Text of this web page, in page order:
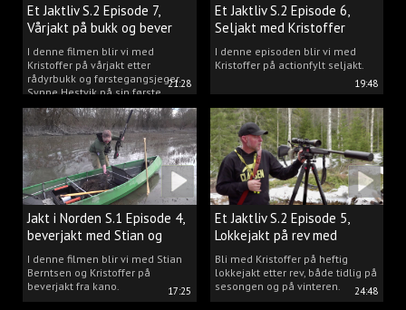
21:28
Et Jaktliv S.2 Episode 7,
Vårjakt på bukk og bever
I denne filmen blir vi med
Kristoffer på vårjakt etter
rådyrbukk og førstegangsjeger
Synne Hestvik på sin første
beverjakt.
19:48
Et Jaktliv S.2 Episode 6,
Seljakt med Kristoffer
Clausen
I denne episoden blir vi med
Kristoffer på actionfylt seljakt.
17:25
Jakt i Norden S.1 Episode 4,
beverjakt med Stian og
Kristoffer
I denne filmen blir vi med Stian
Berntsen og Kristoffer på
beverjakt fra kano.
24:48
Et Jaktliv S.2 Episode 5,
Lokkejakt på rev med
Kristoffer Clausen
Bli med Kristoffer på heftig
lokkejakt etter rev, både tidlig på
sesongen og på vinteren.